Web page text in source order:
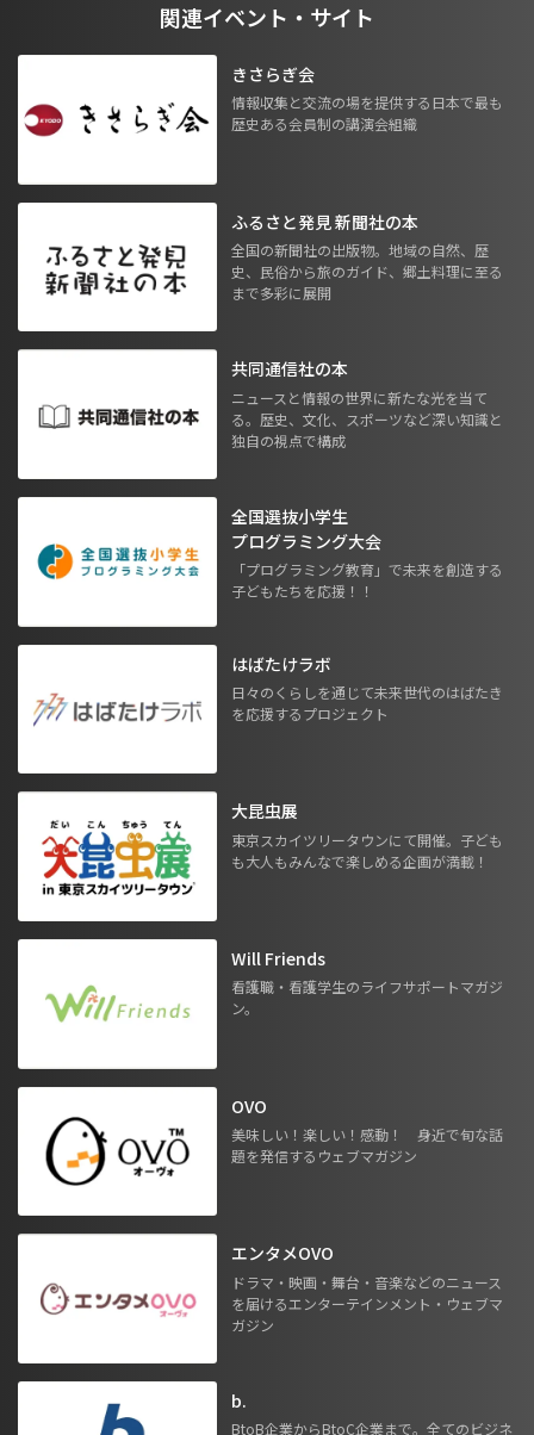
関連イベント・サイト
きさらぎ会
情報収集と交流の場を提供する日本で最も
歴史ある会員制の講演会組織
ふるさと発見 新聞社の本
全国の新聞社の出版物。地域の自然、歴
史、民俗から旅のガイド、郷土料理に至る
まで多彩に展開
共同通信社の本
ニュースと情報の世界に新たな光を当て
る。歴史、文化、スポーツなど深い知識と
独自の視点で構成
全国選抜小学生
プログラミング大会
「プログラミング教育」で未来を創造する
子どもたちを応援！！
はばたけラボ
日々のくらしを通じて未来世代のはばたき
を応援するプロジェクト
大昆虫展
東京スカイツリータウンにて開催。子ども
も大人もみんなで楽しめる企画が満載！
Will Friends
看護職・看護学生のライフサポートマガジ
ン。
OVO
美味しい！楽しい！感動！ 身近で旬な話
題を発信するウェブマガジン
エンタメOVO
ドラマ・映画・舞台・音楽などのニュース
を届けるエンターテインメント・ウェブマ
ガジン
b.
BtoB企業からBtoC企業まで。全てのビジネ